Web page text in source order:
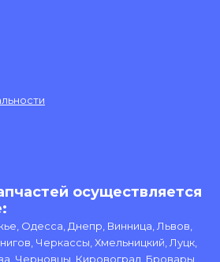
осуществляется
Одесса, Днепр, Винница, Львов,
Черкассы, Хмельницкий, Луцк,
Черновцы, Кировоград, Бровары,